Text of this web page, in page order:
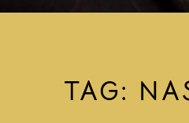
TAG: